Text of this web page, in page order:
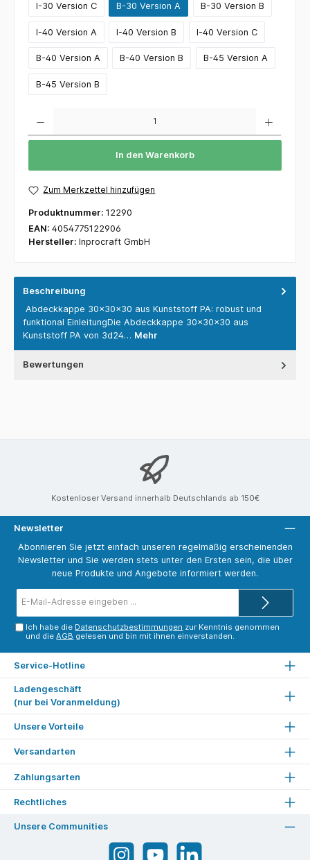
I-30 Version C B-30 Version A B-30 Version B
I-40 Version A I-40 Version B I-40 Version C
B-40 Version A B-40 Version B B-45 Version A
B-45 Version B
In den Warenkorb
Zum Merkzettel hinzufügen
Produktnummer: 12290
EAN: 4054775122906
Hersteller: Inprocraft GmbH
Beschreibung
Abdeckkappe 30x30x30 aus Kunststoff PA: robust und
funktional EinleitungDie Abdeckkappe 30x30x30 aus
Kunststoff PA von 3d24… Mehr
Bewertungen
Kostenloser Versand innerhalb Deutschlands ab 150€
Newsletter
Abonnieren Sie jetzt einfach unseren regelmäßig erscheinenden
Newsletter und Sie werden stets unter den Ersten sein, die über
neue Produkte und Angebote informiert werden.
Mail-
Ich habe die Datenschutzbestimmungen zur Kenntnis genommen
und dieAGB gelesen und bin mit ihnen einverstanden.
Service-Hotline
Ladengeschäft
(nur bei Voranmeldung)
Unsere Vorteile
Versandarten
Zahlungsarten
Rechtliches
Unsere Communities